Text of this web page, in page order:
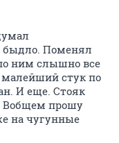
быдло. Поменял
ним слышно все
малейший стук по
И еще. Стояк
Вобщем прошу
на чугунные